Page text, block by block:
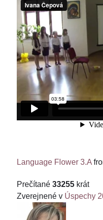
Language Flower 3.A
Prečítané 33255 krát
Zverejnené v Úspechy